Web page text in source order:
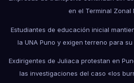
en el Terminal Zonal
Estudiantes de educación inicial
la UNA Puno y exigen terreno para
Exdirigentes de Juliaca protestan en
las investigaciones del caso «los